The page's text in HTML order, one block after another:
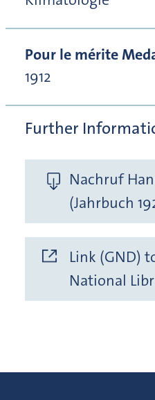
Pour le mérite
1912
Further
Nachruf
(Jahrbuch
Link (GND)
National